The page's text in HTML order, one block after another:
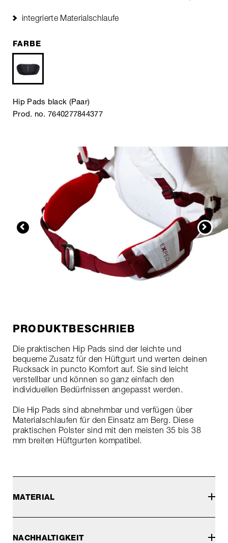
integrierte Materialschlaufe
FARBE
Hip Pads black (Paar)
Prod. no. 7640277844377
PRODUKTBESCHRIEB
Die praktischen Hip Pads sind der leichte und
bequeme Zusatz für den Hüftgurt und werten deinen
Rucksack in puncto Komfort auf. Sie sind leicht
verstellbar und können so ganz einfach den
individuellen Bedürfnissen angepasst werden.
Die Hip Pads sind abnehmbar und verfügen über
Materialschlaufen für den Einsatz am Berg. Diese
praktischen Polster sind mit den meisten 35 bis 38
mm breiten Hüftgurten kompatibel.
MATERIAL
NACHHALTIGKEIT